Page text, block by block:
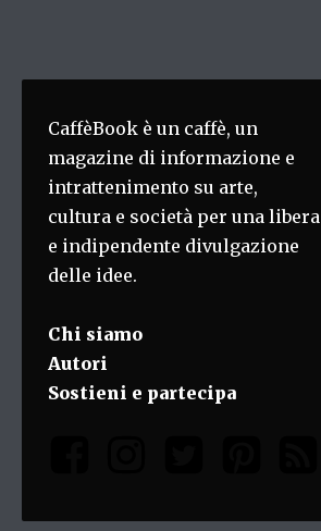
CaffèBook è un caffè, un
magazine di informazione e
intrattenimento su arte,
cultura e società per una libera
e indipendente divulgazione
delle idee.
Chi siamo
Autori
Sostieni e partecipa